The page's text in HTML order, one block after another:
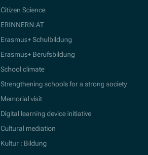
Citizen Science
ERINNERN:AT
Erasmus+ Schulbildung
Erasmus+ Berufsbildung
School climate
Strengthening schools for a strong society
Memorial visit
Digital learning device initiative
Cultural mediation
Kultur : Bildung